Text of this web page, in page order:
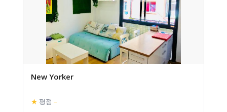
New Yorker
★ 평점 –